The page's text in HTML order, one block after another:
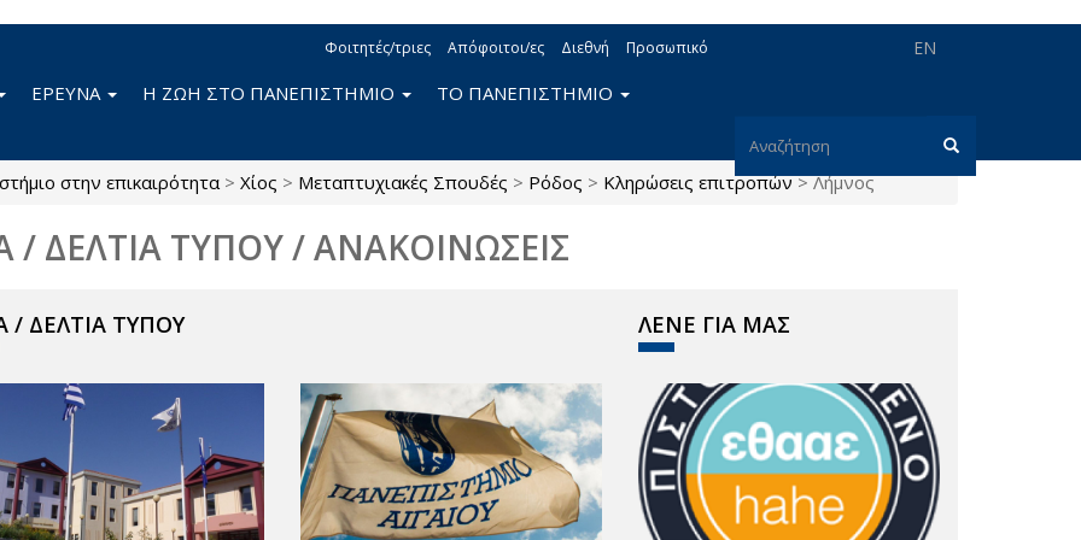
EN
Φοιτητές/τριες Απόφοιτοι/ες Διεθνή Προσωπικό
Φόρμα
αναζήτησης
Αναζήτηση
ΕΡΕΥΝΑ Η ΖΩΗ ΣΤΟ ΠΑΝΕΠΙΣΤΗΜΙΟ ΤΟ ΠΑΝΕΠΙΣΤΗΜΙΟ
στην επικαιρότητα > Χίος > Μεταπτυχιακές Σπουδές > Ρόδος > Κληρώσεις επιτροπών > Λήμνος
/ ΔΕΛΤΙΑ ΤΥΠΟΥ / ΑΝΑΚΟΙΝΩΣΕΙΣ
/ ΔΕΛΤΙΑ ΤΥΠΟΥ ΛΕΝΕ ΓΙΑ ΜΑΣ